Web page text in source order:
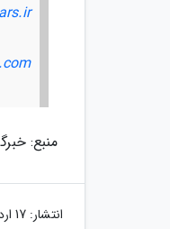
منبع:
انتشار: 17 اردیبهشت 1401